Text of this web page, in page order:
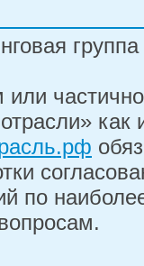
или
как
по